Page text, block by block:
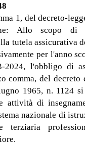
1, del decreto-
Allo scopo di
tutela assicurativa
per l'anno
2024, l'obbligo di
comma, del decreto
1965, n. 1124
attività di
nazionale di
terziaria